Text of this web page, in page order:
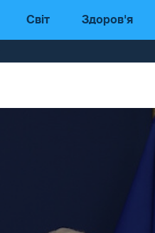
Світ Здоров'я